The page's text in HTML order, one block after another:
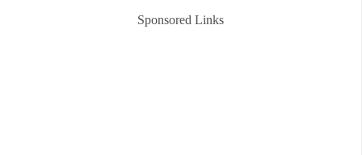
Sponsored Links